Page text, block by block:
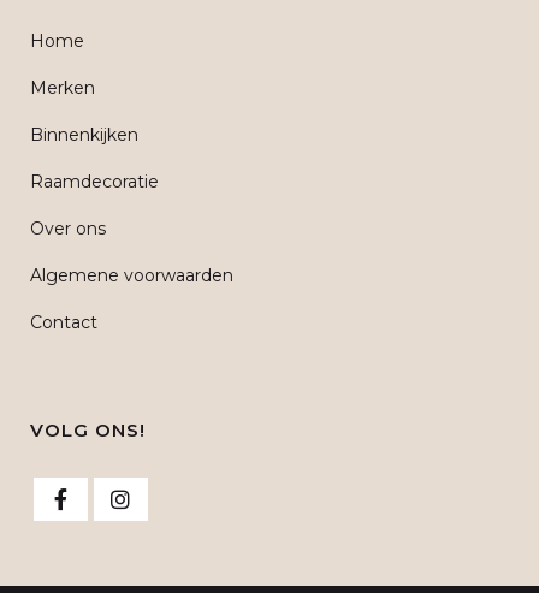
Home
Merken
Binnenkijken
Raamdecoratie
Over ons
Algemene voorwaarden
Contact
VOLG ONS!